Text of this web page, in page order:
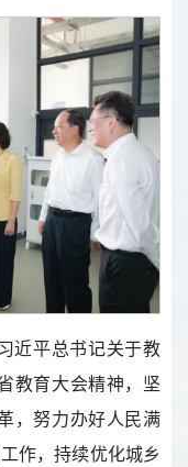
近平总书记关于教
教育大会精神，坚
，努力办好人民满
作，持续优化城乡